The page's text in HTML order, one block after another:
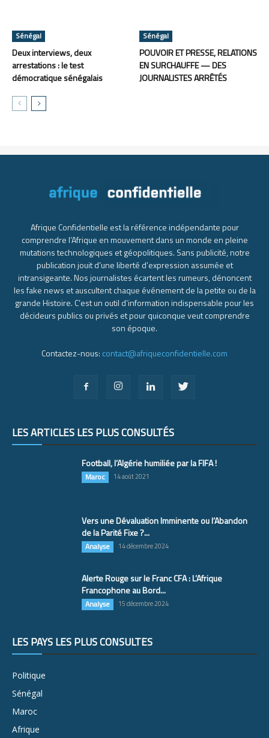
Sénégal
Deux interviews, deux
arrestations : le test
démocratique sénégalais
Sénégal
POUVOIR ET PRESSE, RELATIONS
EN SURCHAUFFE — DES
JOURNALISTES ARRÊTÉS
Afrique Confidentielle est la référence indépendante pour
comprendre l’Afrique en mouvement dans un monde en pleine
mutations technologiques et géopolitiques. Sans publicité, notre
publication jouit d’une liberté d’expression assumée et
intransigeante. Nos journalistes écartent les rumeurs, dénoncent
les fake news et auscultent chaque événement de la petite ou de la
grande Histoire. C’est un outil d’information indispensable pour les
décideurs publics ou privés et pour quiconque veut comprendre
son époque.
Contactez-nous: contact@afriqueconfidentielle.com
LES ARTICLES LES PLUS CONSULTÉS
Football, l’Algérie humiliée par la FIFA !
Maroc 14 août 2021
Vers une Dévaluation Imminente ou l’Abandon
de la Parité Fixe ?...
Analyse 14 décembre 2024
Alerte Rouge sur le Franc CFA : L’Afrique
Francophone au Bord...
Analyse 15 décembre 2024
LES PAYS LES PLUS CONSULTÉS
Politique
Sénégal
Maroc
Afrique